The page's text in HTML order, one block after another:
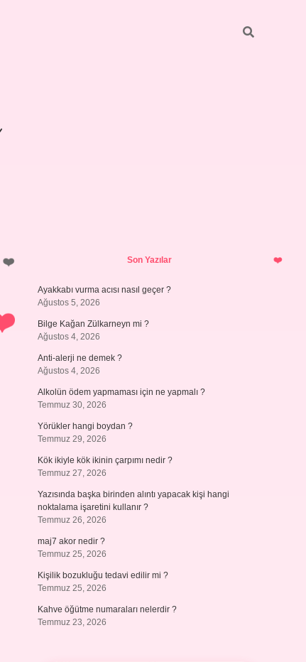
SidebarSon Yazılar
Ayakkabı vurma acısı nasıl geçer ?
Ağustos 5, 2026
Bilge Kağan Zülkarneyn mi ?
Ağustos 4, 2026
Anti-alerji ne demek ?
Ağustos 4, 2026
Alkolün ödem yapmaması için ne yapmalı ?
Temmuz 30, 2026
Yörükler hangi boydan ?
Temmuz 29, 2026
Kök ikiyle kök ikinin çarpımı nedir ?
Temmuz 27, 2026
Yazısında başka birinden alıntı yapacak kişi hangi
noktalama işaretini kullanır ?
Temmuz 26, 2026
maj7 akor nedir ?
Temmuz 25, 2026
Kişilik bozukluğu tedavi edilir mi ?
Temmuz 25, 2026
Kahve öğütme numaraları nelerdir ?
Temmuz 23, 2026